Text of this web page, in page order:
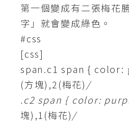
o
C
m
m
e
r
c
e
第一個變成有二張梅花
字」就會變成綠色。
#css
[css]
span.c1 span { color:
(方塊),2(梅花) /
.c2 span { color:
塊),1(梅花)/